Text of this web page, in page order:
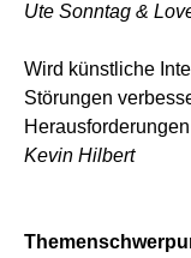
Ute Sonntag &
Wird künstliche
Störungen
Herausforderungen
Kevin Hilbert